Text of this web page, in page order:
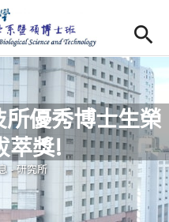
)
Open
)
)
content
所優秀博士生榮
萃獎!
裡
-研究所